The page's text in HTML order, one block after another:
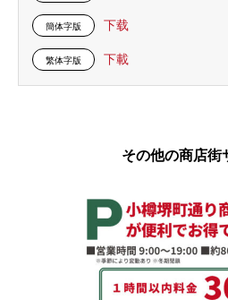
簡体字版 下载
繁体字版 下載
その他の商店街